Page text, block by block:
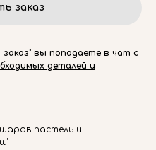
заказ
вы попадаете в чат с
деталей и
пастель и